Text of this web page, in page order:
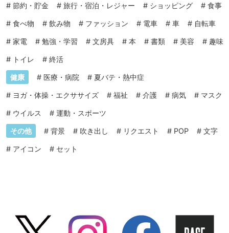
# 節約・貯金 # 旅行・宿泊・レジャー # ショッピング # 食事
# 食べ物 # 飲み物 # ファッション # 電車 # 車 # 自転車
# 家電 # 勉強・学習 # 文房具 # 本 # 書類 # 美容 # 趣味
# トイレ # 終活
健康 # 医療・病院 # 夏バテ・熱中症
# ヨガ・体操・エクササイズ # 福祉 # 介護 # 病気 # マスク
# ウイルス # 運動・スポーツ
その他 # 背景 # 吹き出し # リクエスト # POP # 文字
# アイコン # セット